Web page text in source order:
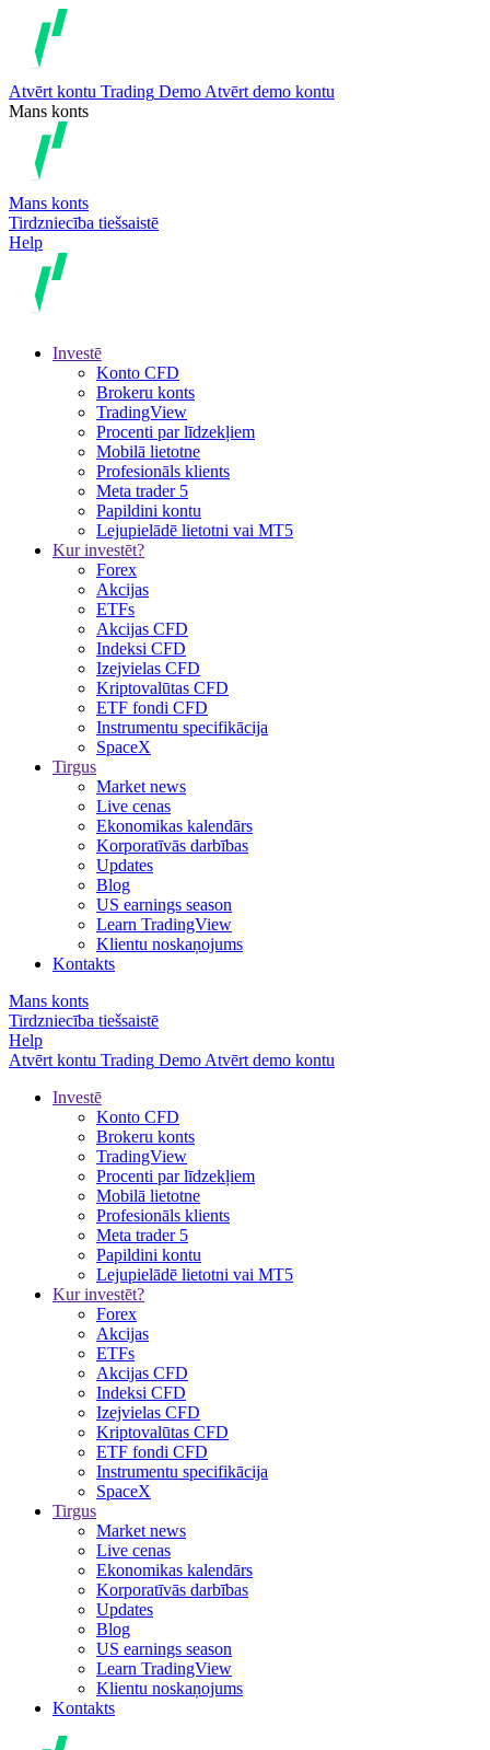
Atvērt kontu Trading Demo Atvērt demo kontu
Mans konts
Mans konts
Tirdzniecība tiešsaistē
Help
Investē
Konto CFD
Brokeru konts
TradingView
Procenti par līdzekļiem
Mobilā lietotne
Profesionāls klients
Meta trader 5
Papildini kontu
Lejupielādē lietotni vai MT5
Kur investēt?
Forex
Akcijas
ETFs
Akcijas CFD
Indeksi CFD
Izejvielas CFD
Kriptovalūtas CFD
ETF fondi CFD
Instrumentu specifikācija
SpaceX
Tirgus
Market news
Live cenas
Ekonomikas kalendārs
Korporatīvās darbības
Updates
Blog
US earnings season
Learn TradingView
Klientu noskaņojums
Kontakts
Mans konts
Tirdzniecība tiešsaistē
Help
Atvērt kontu Trading Demo Atvērt demo kontu
Investē
Konto CFD
Brokeru konts
TradingView
Procenti par līdzekļiem
Mobilā lietotne
Profesionāls klients
Meta trader 5
Papildini kontu
Lejupielādē lietotni vai MT5
Kur investēt?
Forex
Akcijas
ETFs
Akcijas CFD
Indeksi CFD
Izejvielas CFD
Kriptovalūtas CFD
ETF fondi CFD
Instrumentu specifikācija
SpaceX
Tirgus
Market news
Live cenas
Ekonomikas kalendārs
Korporatīvās darbības
Updates
Blog
US earnings season
Learn TradingView
Klientu noskaņojums
Kontakts